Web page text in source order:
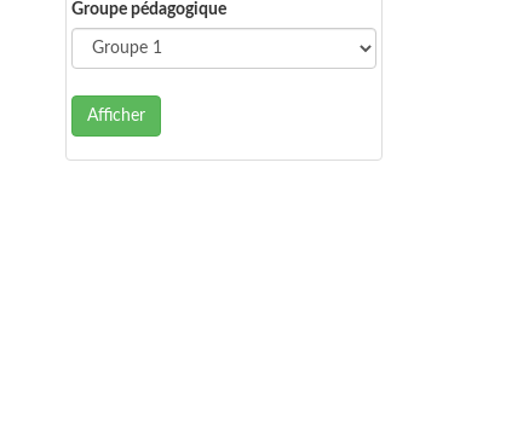
Groupe pédagogique
Afficher